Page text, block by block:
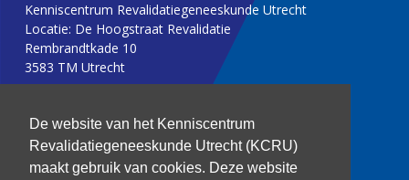
De website van het Kenniscentrum
Revalidatiegeneeskunde Utrecht (KCRU)
maakt gebruik van cookies. Deze website
Kenniscentrum Revalidatiegeneeskunde Utrecht
Locatie: De Hoogstraat Revalidatie
Rembrandtkade 10
3583 TM Utrecht
kenniscentrum@dehoogstraat.nl